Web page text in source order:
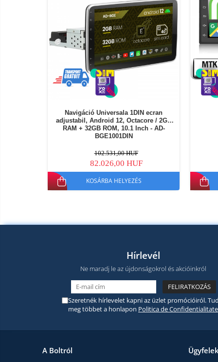
Navigáció Universala 1DIN ecran
adjustabil, Android 12, Octacore / 2GB
RAM + 32GB ROM, 10.1 Inch - AD-
BGE1001DIN
102.531,00 HUF
82.026,00 HUF
KOSÁRBA HELYEZÉS
Hírlevél
Ne maradj le az újdonságokrol és akcióinkról
Szeretnék hírlevelet kapni az üzlet promócióiról.
meg többet a honlapon Politica de Confidentialitate
A Boltról